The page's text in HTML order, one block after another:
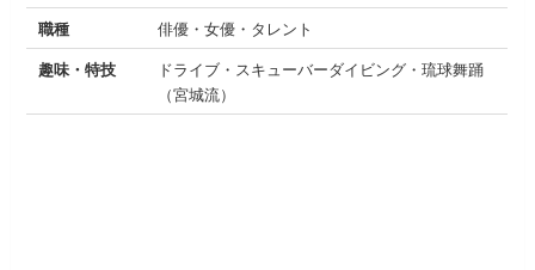
職種
俳優・女優・タレント
趣味・特技
ドライブ・スキューバーダイビング・琉球舞踊
（宮城流）